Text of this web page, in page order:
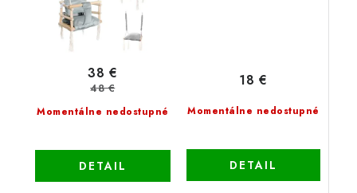
Momentálne nedostupné
38 €
48 €
DETAIL
Momentálne nedostupné
18 €
DETAIL